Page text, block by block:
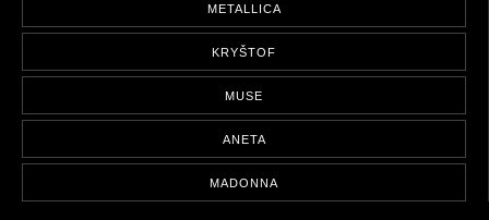
METALLICA
KRYŠTOF
MUSE
ANETA
MADONNA